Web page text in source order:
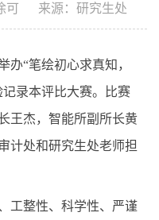
可 来源： 研究生处
办“笔绘初心求真知，
录本评比大赛。
比赛
王杰，智能所副所长黄
计处和研究生处老师担
工整性、科学性、严谨